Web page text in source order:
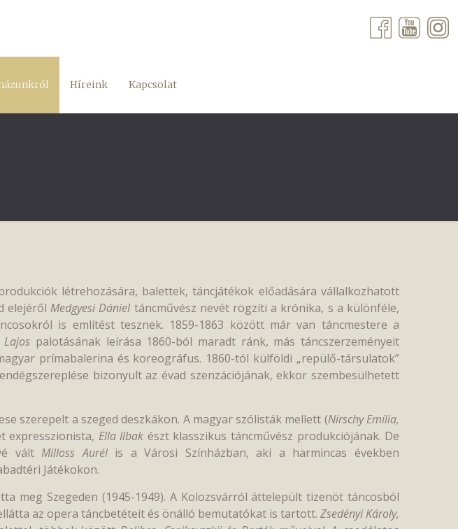
Híreink Kapcsolat
létrehozására, balettek, táncjátékok előadására vállalkozhatott
elejérőlMedgyesi Dániel táncművész nevét rögzíti a krónika, s a különféle,
is említést tesznek. 1859-1863 között már van táncmestere a
Lajos palotásának leírása 1860-ból maradt ránk, más táncszerzeményeit
prímabalerina és koreográfus. 1860-tól külföldi „repülő-társulatok”
bizonyult az évad szenzációjának, ekkor szembesülhetett
szerepelt a szeged deszkákon. A magyar szólisták mellett (Nirschy Emília,
expresszionista, Ella Ilbak észt klasszikus táncművész produkciójának. De
váltMilloss Aurélis a Városi Színházban, aki a harmincas években
Játékokon.
meg Szegeden (1945-1949). A Kolozsvárról áttelepült tizenöt táncosból
az opera táncbetéteit és önálló bemutatókat is tartott. Zsedényi Károly,